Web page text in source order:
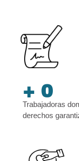
+ 0
Trabajadoras
derechos